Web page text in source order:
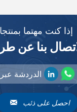
إذا كنت مهتما
بنا عن
الدردشة عبر
احصل على ذئب